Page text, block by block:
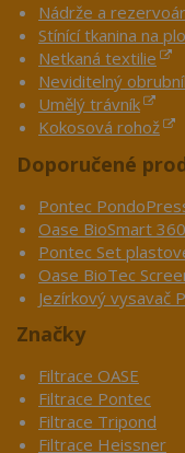
Nádrže a
Stínící tkanina na
Netkaná textilie
Neviditelný
Umělý trávník
Kokosová rohož
Doporučené
Pontec
Oase BioSmart
Pontec Set
Oase BioTec
Jezírkový vysavač
Značky
Filtrace OASE
Filtrace Pontec
Filtrace Tripond
Filtrace Heissner